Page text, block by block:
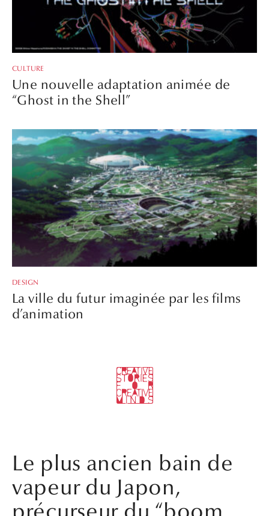
CULTURE
Une nouvelle adaptation animée de
“Ghost in the Shell”
DESIGN
La ville du futur imaginée par les films
d’animation
Le plus ancien bain de
vapeur du Japon,